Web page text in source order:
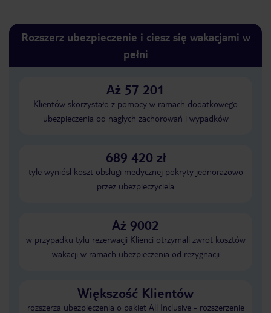
Rozszerz ubezpieczenie i ciesz się wakacjami w
pełni
Aż 57 201
Klientów skorzystało z pomocy w ramach dodatkowego
ubezpieczenia od nagłych zachorowań i wypadków
689 420 zł
tyle wyniósł koszt obsługi medycznej pokryty jednorazowo
przez ubezpieczyciela
Aż 9002
w przypadku tylu rezerwacji Klienci otrzymali zwrot kosztów
wakacji w ramach ubezpieczenia od rezygnacji
Większość Klientów
rozszerza ubezpieczenia o pakiet All Inclusive - rozszerzenie